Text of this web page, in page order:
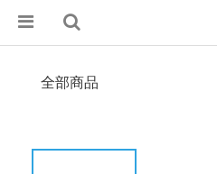
全部商品